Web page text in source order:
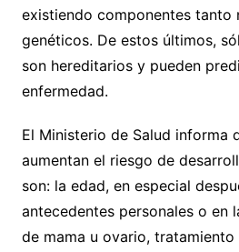
existiendo componentes tanto
genéticos. De estos últimos,
son hereditarios y pueden
enfermedad.
El Ministerio de Salud informa
aumentan el riesgo de
son: la edad, en especial
antecedentes personales o en
de mama u ovario,